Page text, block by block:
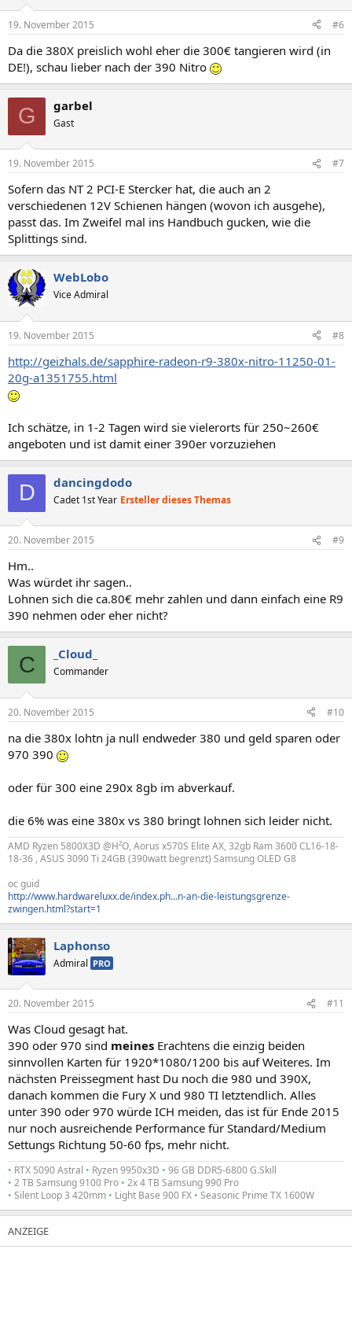
19. November 2015 #6
Da die 380X preislich wohl eher die 300€ tangieren wird (in
DE!), schau lieber nach der 390 Nitro
G garbel
Gast
19. November 2015 #7
Sofern das NT 2 PCI-E Stercker hat, die auch an 2
verschiedenen 12V Schienen hängen (wovon ich ausgehe),
passt das. Im Zweifel mal ins Handbuch gucken, wie die
Splittings sind.
WebLobo
Vice Admiral
19. November 2015 #8
http://geizhals.de/sapphire-radeon-r9-380x-nitro-11250-01-
20g-a1351755.html
Ich schätze, in 1-2 Tagen wird sie vielerorts für 250~260€
angeboten und ist damit einer 390er vorzuziehen
D dancingdodo
Cadet 1st Year Ersteller dieses Themas
20. November 2015 #9
Hm..
Was würdet ihr sagen..
Lohnen sich die ca.80€ mehr zahlen und dann einfach eine R9
390 nehmen oder eher nicht?
C _Cloud_
Commander
20. November 2015 #10
na die 380x lohtn ja null endweder 380 und geld sparen oder
970 390
oder für 300 eine 290x 8gb im abverkauf.
die 6% was eine 380x vs 380 bringt lohnen sich leider nicht.
AMD Ryzen 5800X3D @H²O, Aorus x570S Elite AX, 32gb Ram 3600 CL16-18-
18-36 , ASUS 3090 Ti 24GB (390watt begrenzt) Samsung OLED G8
oc guid
http://www.hardwareluxx.de/index.ph...n-an-die-leistungsgrenze-
zwingen.html?start=1
Laphonso
Admiral PRO
20. November 2015 #11
Was Cloud gesagt hat.
390 oder 970 sind meines Erachtens die einzig beiden
sinnvollen Karten für 1920*1080/1200 bis auf Weiteres. Im
nächsten Preissegment hast Du noch die 980 und 390X,
danach kommen die Fury X und 980 TI letztendlich. Alles
unter 390 oder 970 würde ICH meiden, das ist für Ende 2015
nur noch ausreichende Performance für Standard/Medium
Settungs Richtung 50-60 fps, mehr nicht.
• RTX 5090 Astral • Ryzen 9950x3D • 96 GB DDR5-6800 G.Skill
• 2 TB Samsung 9100 Pro • 2x 4 TB Samsung 990 Pro
• Silent Loop 3 420mm • Light Base 900 FX • Seasonic Prime TX 1600W